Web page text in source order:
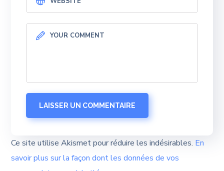
Ce site utilise Akismet pour réduire les indésirables. En
savoir plus sur la façon dont les données de vos